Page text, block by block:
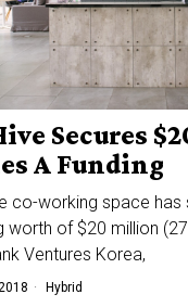
Secures
A Funding
co-working space
worth of $20 million
Ventures Korea,
Hybrid